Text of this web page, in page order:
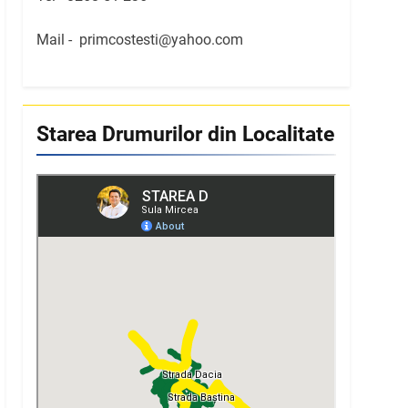
Mail - primcostesti@yahoo.com
Starea Drumurilor din Localitate